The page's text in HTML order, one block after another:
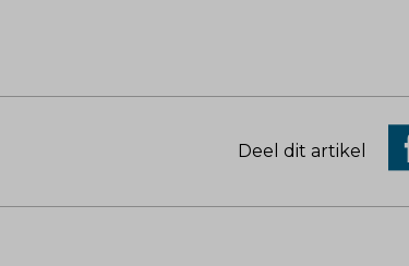
Deel dit artikel